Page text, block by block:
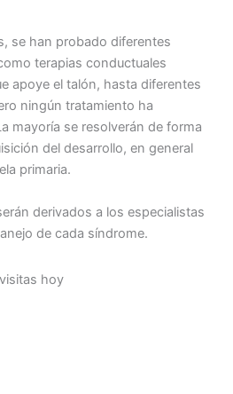
se han probado diferentes
terapias conductuales
apoye el talón, hasta diferentes
ningún tratamiento ha
mayoría se resolverán de forma
del desarrollo, en general
primaria.
derivados a los especialistas
de cada síndrome.
hoy